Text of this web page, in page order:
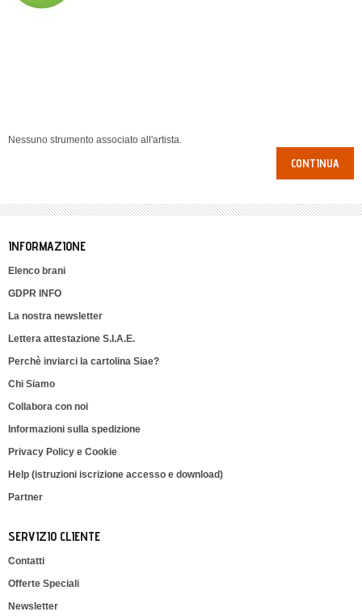
Nessuno strumento associato all'artista.
CONTINUA
INFORMAZIONE
Elenco brani
GDPR INFO
La nostra newsletter
Lettera attestazione S.I.A.E.
Perchè inviarci la cartolina Siae?
Chi Siamo
Collabora con noi
Informazioni sulla spedizione
Privacy Policy e Cookie
Help (istruzioni iscrizione accesso e download)
Partner
SERVIZIO CLIENTE
Contatti
Offerte Speciali
Newsletter